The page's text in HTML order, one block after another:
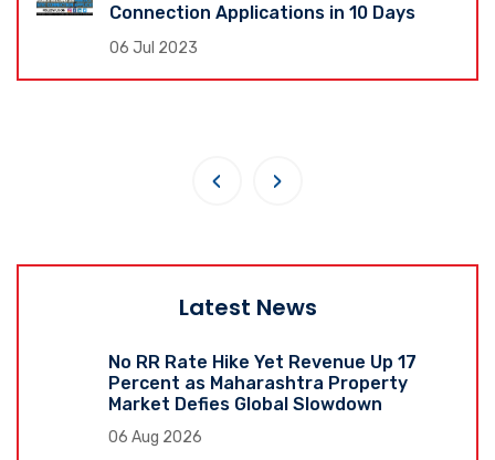
Connection Applications in 10 Days
06 Jul 2023
‹ ›
Latest News
No RR Rate Hike Yet Revenue Up 17
Percent as Maharashtra Property
Market Defies Global Slowdown
06 Aug 2026